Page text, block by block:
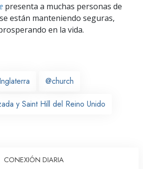
presenta a muchas personas de
están manteniendo seguras,
en la vida.
Inglaterra @church
y Saint Hill del Reino Unido
CONEXIÓN DIARIA